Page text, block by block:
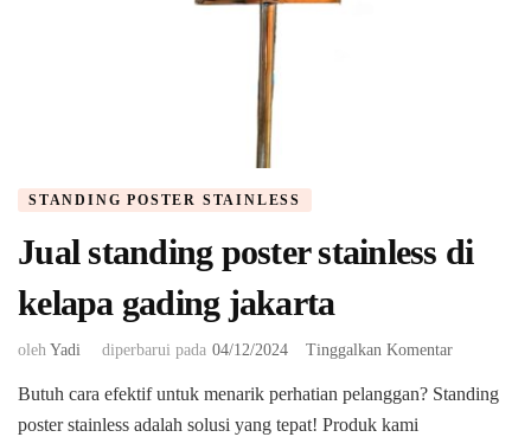
STANDING POSTER STAINLESS
Jual standing poster stainless di
kelapa gading jakarta
oleh Yadi diperbarui pada 04/12/2024 Tinggalkan Komentarpada
standing
Butuh cara efektif untuk menarik perhatian pelanggan? Standing
poster stainless adalah solusi yang tepat! Produk kami